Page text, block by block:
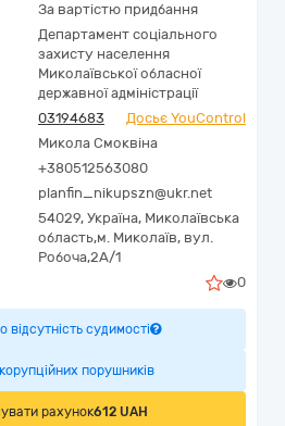
За вартістю придбання
Департамент соціального
захисту населення
Миколаївської обласної
державної адміністрації
03194683
Досьє YouControl
Микола Смоквіна
+380512563080
planfin_nikupszn@ukr.net
54029, Україна, Миколаївська
область,м. Миколаїв, вул.
Робоча,2А/1
0
відсутність судимості
порушників
рахунок612 UAH